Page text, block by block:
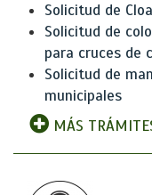
Solicitud de
Solicitud de
para cruces de
Solicitud de
municipales
MÁS